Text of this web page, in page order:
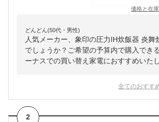
価格と在
どんどん(50代・男性)
人気メーカー、象印の圧力IH炊飯器 炎舞
でしょうか？ご希望の予算内で購入でき
ーナスでの買い替え家電におすすめいた
全てのおすす
2